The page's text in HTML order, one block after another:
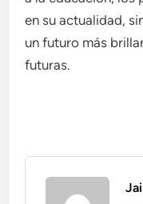
en su actualidad,
un futuro más
futuras.